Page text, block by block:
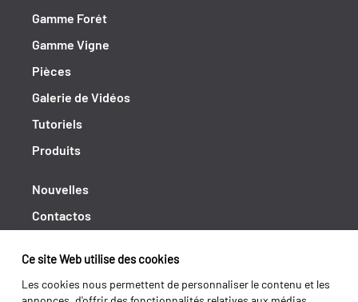
Ce site Web utilise des cookies
Les cookies nous permettent de personnaliser le contenu et les
Gamme Forét
Gamme Vigne
Pièces
Galerie de Vidéos
Tutoriels
Produits
Nouvelles
Contactos
Shipping returns
Politique de Privacité